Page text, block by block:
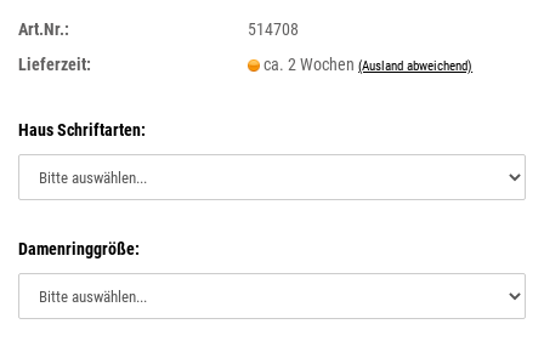
Art.Nr.:
514708
Lieferzeit:
ca. 2 Wochen(Ausland abweichend)
Haus Schriftarten:
Damenringgröße: